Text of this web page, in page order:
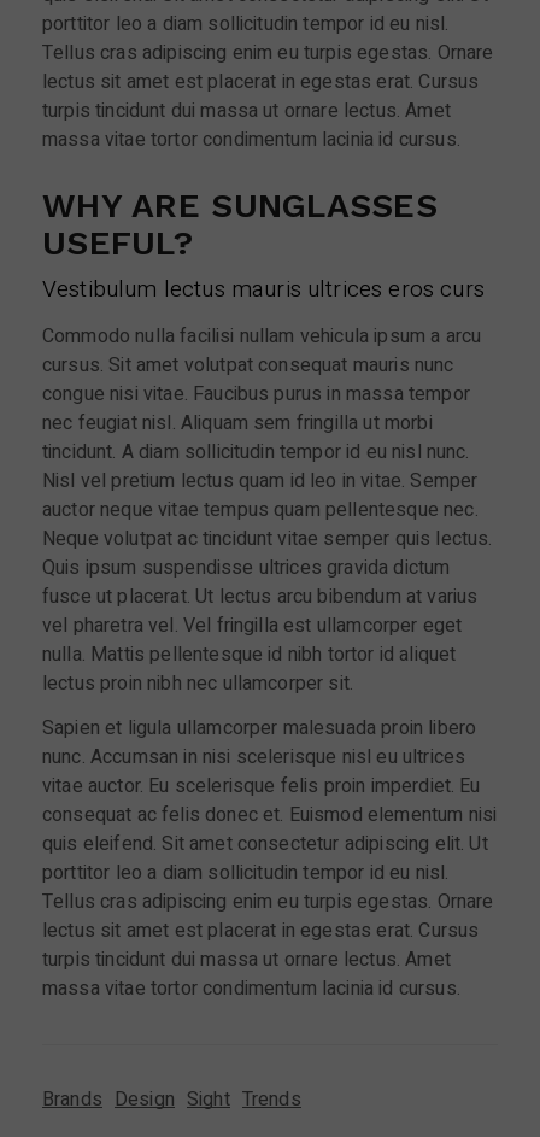
porttitor leo a diam sollicitudin tempor id eu nisl.
Tellus cras adipiscing enim eu turpis egestas. Ornare
lectus sit amet est placerat in egestas erat. Cursus
turpis tincidunt dui massa ut ornare lectus. Amet
massa vitae tortor condimentum lacinia id cursus.
WHY ARE SUNGLASSES
USEFUL?
Vestibulum lectus mauris ultrices eros curs
Commodo nulla facilisi nullam vehicula ipsum a arcu
cursus. Sit amet volutpat consequat mauris nunc
congue nisi vitae. Faucibus purus in massa tempor
nec feugiat nisl. Aliquam sem fringilla ut morbi
tincidunt. A diam sollicitudin tempor id eu nisl nunc.
Nisl vel pretium lectus quam id leo in vitae. Semper
auctor neque vitae tempus quam pellentesque nec.
Neque volutpat ac tincidunt vitae semper quis lectus.
Quis ipsum suspendisse ultrices gravida dictum
fusce ut placerat. Ut lectus arcu bibendum at varius
vel pharetra vel. Vel fringilla est ullamcorper eget
nulla. Mattis pellentesque id nibh tortor id aliquet
lectus proin nibh nec ullamcorper sit.
Sapien et ligula ullamcorper malesuada proin libero
nunc. Accumsan in nisi scelerisque nisl eu ultrices
vitae auctor. Eu scelerisque felis proin imperdiet. Eu
consequat ac felis donec et. Euismod elementum nisi
quis eleifend. Sit amet consectetur adipiscing elit. Ut
porttitor leo a diam sollicitudin tempor id eu nisl.
Tellus cras adipiscing enim eu turpis egestas. Ornare
lectus sit amet est placerat in egestas erat. Cursus
turpis tincidunt dui massa ut ornare lectus. Amet
massa vitae tortor condimentum lacinia id cursus.
Brands Design Sight Trends